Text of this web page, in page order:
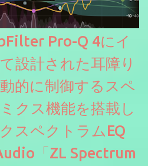
Pro-Q 4にイ
設計された耳障り
的に制御するスペ
クス機能を搭載し
スペクトラムEQ
「ZL Spectrum